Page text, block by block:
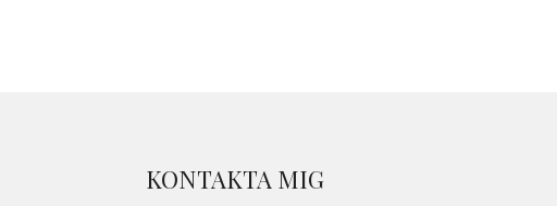
KONTAKTA MIG